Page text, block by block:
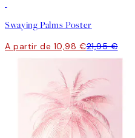
Swaying Palms Poster
A partir de 10,98 €21,95 €